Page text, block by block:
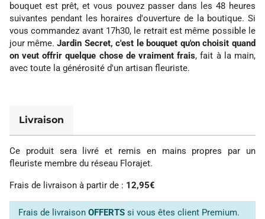
bouquet est prêt, et vous pouvez passer dans les 48 heures
suivantes pendant les horaires d'ouverture de la boutique. Si
vous commandez avant 17h30, le retrait est même possible le
jour même. Jardin Secret, c'est le bouquet qu'on choisit quand
on veut offrir quelque chose de vraiment frais, fait à la main,
avec toute la générosité d'un artisan fleuriste.
Livraison
Ce produit sera livré et remis en mains propres par un
fleuriste membre du réseau Florajet.
Frais de livraison à partir de : 12,95€
Frais de livraison OFFERTS si vous êtes client Premium.